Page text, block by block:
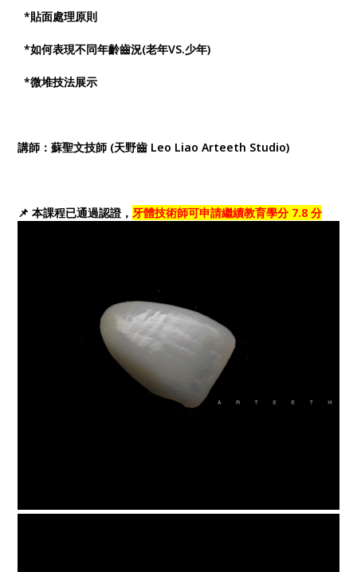
*貼面處理原則
*如何表現不同年齡齒況(老年VS.少年)
*微堆技法展示
講師：蘇聖文技師 (天野齒 Leo Liao Arteeth Studio)
📌 本課程已通過認證， 牙體技術師可申請繼續教育學分 7.8 分